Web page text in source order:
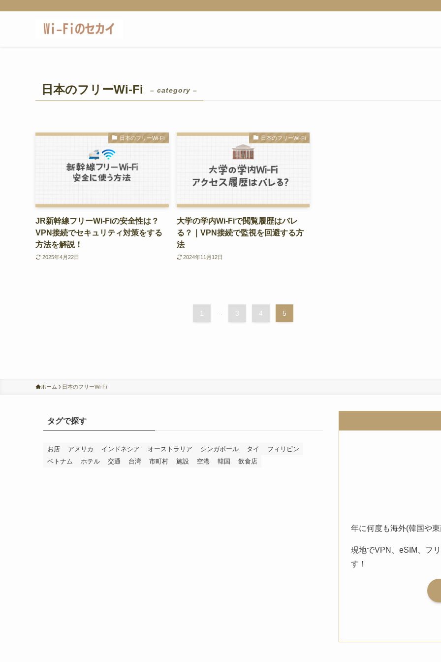
日本のフリーWi-Fi – category –
日本のフリーWi-Fi
JR新幹線フリーWi-Fiの安全性は？
VPN接続でセキュリティ対策をする
方法を解説！
2025年4月22日
日本のフリーWi-Fi
大学の学内Wi-Fiで閲覧履歴はバレ
る？｜VPN接続で監視を回避する方
法
2024年11月12日
1 3 4 5
ホーム 日本のフリーWi-Fi
タグで探す
お店 アメリカ インドネシア オーストラリア シンガポール タイ
フィリピン
ベトナム
ホテル 交通 台湾 市町村 施設 空港 韓国 飲食店
年に何度も海外(韓国や
現地でVPN、eSIM、フ
す！